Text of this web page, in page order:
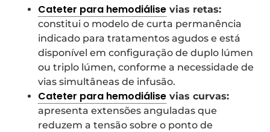
Cateter para hemodiálise vias retas:
constitui o modelo de curta permanência
indicado para tratamentos agudos e está
disponível em configuração de duplo lúmen
ou triplo lúmen, conforme a necessidade de
vias simultâneas de infusão.
Cateter para hemodiálise vias curvas:
apresenta extensões anguladas que
reduzem a tensão sobre o ponto de